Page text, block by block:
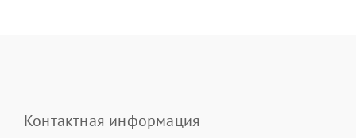
Контактная информация